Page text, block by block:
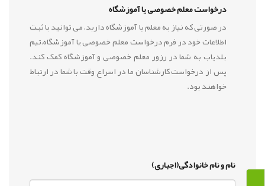
درخواست معلم خصوصی یا آموزشگاه
در صورتی که نیاز به معلم یا آموزشگاه دارید، می توانید با ثبت
اطلاعات خود در فرم درخواست معلم خصوصی یا آموزشگاه،تیم
بلدیاب به شما در رزور معلم خصوصی و آموزشگاه کمک کند.
پس از درخواست کارشناسان ما در اسراع وقت با شما در ارتباط
خواهند بود.
نام و نام خانوادگی(اجباری)